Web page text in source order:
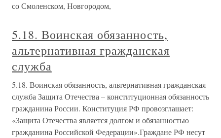
со Смоленском, Новгородом,
5.18. Воинская обязанность,
альтернативная гражданская
служба
5.18. Воинская обязанность, альтернативная гражданская
служба Защита Отечества – конституционная обязанность
гражданина России. Конституция РФ провозглашает:
«Защита Отечества является долгом и обязанностью
гражданина Российской Федерации».Граждане РФ несут